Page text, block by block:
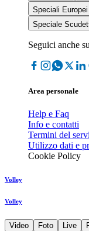
Speciali Europei
Speciale
Seguici anche su
Area personale
Help e Faq
Info e contatti
Termini del
Utilizzo dati e
Cookie Policy
Volley
Volley
Video Foto Live